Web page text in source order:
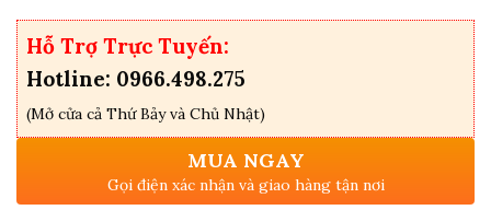
Hỗ Trợ Trực Tuyến:
Hotline: 0966.498.275
(Mở cửa cả Thứ Bảy và Chủ Nhật)
MUA NGAY
Gọi điện xác nhận và giao hàng tận nơi